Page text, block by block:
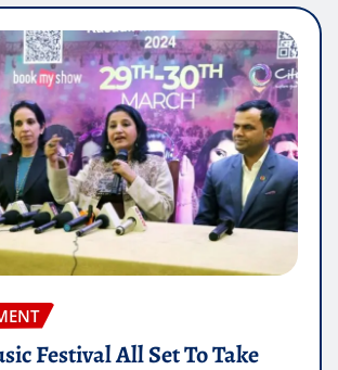
Festival All Set To Take
30 March